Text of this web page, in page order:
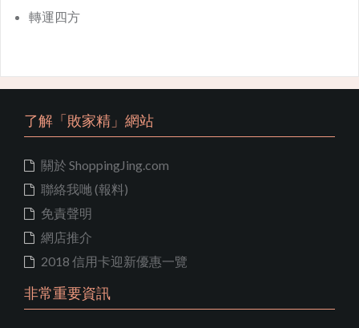
轉運四方
了解「敗家精」網站
關於 ShoppingJing.com
聯絡我哋 (報料)
免責聲明
網店推介
2018 信用卡迎新優惠一覽
非常重要資訊